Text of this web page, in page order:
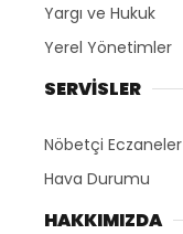
Yargı ve Hukuk
Yerel Yönetimler
SERVİSLER
Nöbetçi Eczaneler
Hava Durumu
HAKKIMIZDA